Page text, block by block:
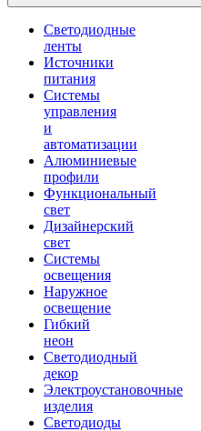
Светодиодные
ленты
Источники
питания
Системы
управления
и
автоматизации
Алюминиевые
профили
Функциональный
свет
Дизайнерский
свет
Системы
освещения
Наружное
освещение
Гибкий
неон
Светодиодный
декор
Электроустановочные
изделия
Светодиоды